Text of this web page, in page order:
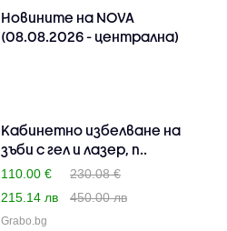
Новините на NOVA
(08.08.2026 - централна)
Kабинетно избелване на
зъби с гел и лазер, п..
110.00 €
230.08 €
215.14 лв
450.00 лв
Grabo.bg